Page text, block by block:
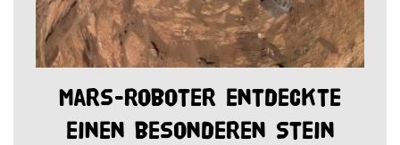
Mars-Roboter entdeckte
einen besonderen Stein